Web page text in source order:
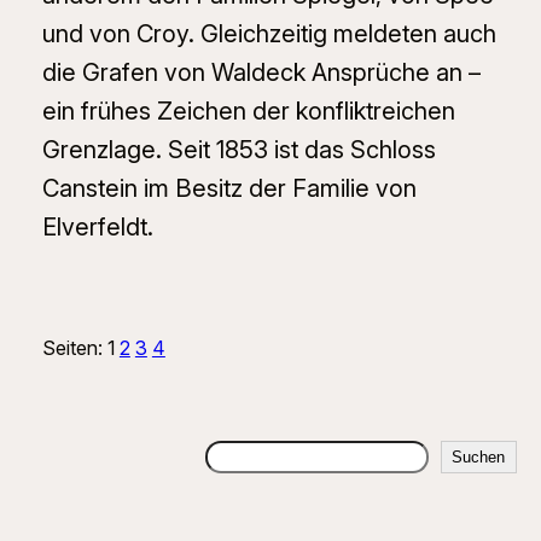
und von Croy. Gleichzeitig meldeten auch
die Grafen von Waldeck Ansprüche an –
ein frühes Zeichen der konfliktreichen
Grenzlage. Seit 1853 ist das Schloss
Canstein im Besitz der Familie von
Elverfeldt.
Seiten: 1 2 3 4
Suchen